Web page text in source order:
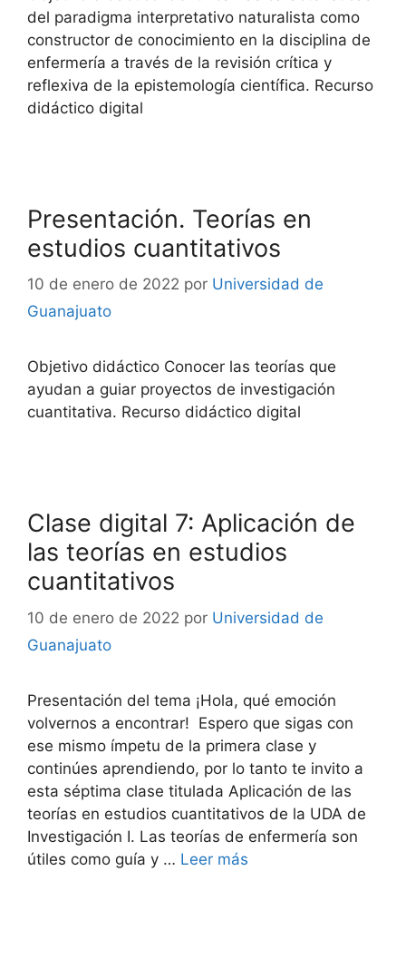
del paradigma interpretativo naturalista como
constructor de conocimiento en la disciplina de
enfermería a través de la revisión crítica y
reflexiva de la epistemología científica. Recurso
didáctico digital
Presentación. Teorías en
estudios cuantitativos
10 de enero de 2022 por Universidad de
Guanajuato
Objetivo didáctico Conocer las teorías que
ayudan a guiar proyectos de investigación
cuantitativa. Recurso didáctico digital
Clase digital 7: Aplicación de
las teorías en estudios
cuantitativos
10 de enero de 2022 por Universidad de
Guanajuato
Presentación del tema ¡Hola, qué emoción
volvernos a encontrar! Espero que sigas con
ese mismo ímpetu de la primera clase y
continúes aprendiendo, por lo tanto te invito a
esta séptima clase titulada Aplicación de las
teorías en estudios cuantitativos de la UDA de
Investigación I. Las teorías de enfermería son
útiles como guía y … Leer más